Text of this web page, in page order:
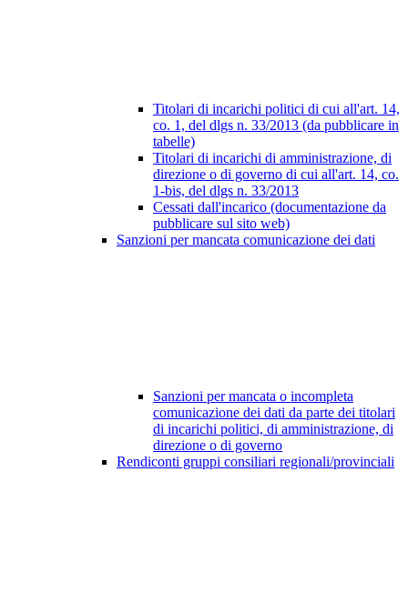
Titolari di incarichi politici di cui all'art. 14,
co. 1, del dlgs n. 33/2013 (da pubblicare in
tabelle)
Titolari di incarichi di amministrazione, di
direzione o di governo di cui all'art. 14, co.
1-bis, del dlgs n. 33/2013
Cessati dall'incarico (documentazione da
pubblicare sul sito web)
Sanzioni per mancata comunicazione dei dati
Sanzioni per mancata o incompleta
comunicazione dei dati da parte dei titolari
di incarichi politici, di amministrazione, di
direzione o di governo
Rendiconti gruppi consiliari regionali/provinciali